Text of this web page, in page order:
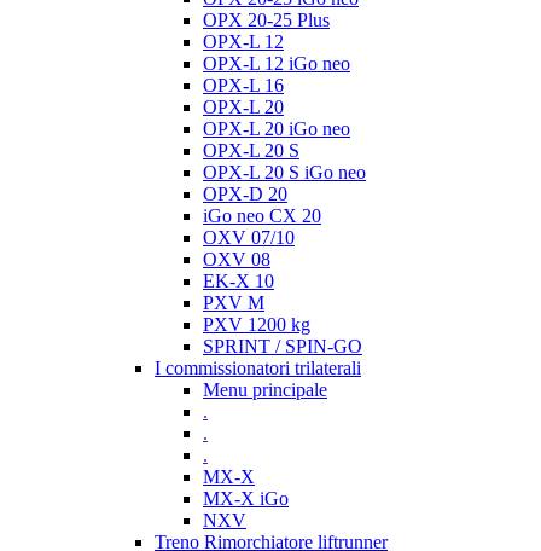
OPX 20-25 Plus
OPX-L 12
OPX-L 12 iGo neo
OPX-L 16
OPX-L 20
OPX-L 20 iGo neo
OPX-L 20 S
OPX-L 20 S iGo neo
OPX-D 20
iGo neo CX 20
OXV 07/10
OXV 08
EK-X 10
PXV M
PXV 1200 kg
SPRINT / SPIN-GO
I commissionatori trilaterali
Menu principale
.
.
.
MX-X
MX-X iGo
NXV
Treno Rimorchiatore liftrunner